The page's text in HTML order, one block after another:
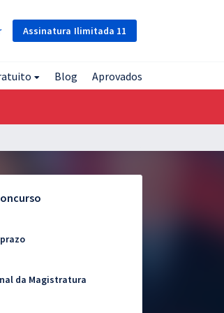
Assinatura Ilimitada 11
Blog Aprovados
da Magistratura